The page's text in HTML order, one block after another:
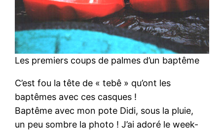
Les premiers coups de palmes d’un baptême
C’est fou la tête de « tebê » qu’ont les
baptêmes avec ces casques !
Baptême avec mon pote Didi, sous la pluie,
un peu sombre la photo ! J’ai adoré le week-